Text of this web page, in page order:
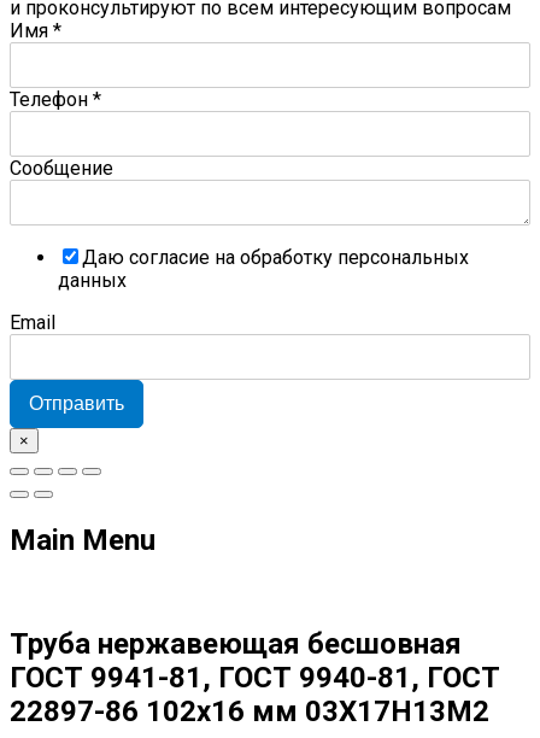
и проконсультируют по всем интересующим вопросам
Имя *
Телефон *
Сообщение
Даю согласие на обработку персональных
данных
Email
Отправить
×
Main Menu
Труба нержавеющая бесшовная
ГОСТ 9941-81, ГОСТ 9940-81, ГОСТ
22897-86 102х16 мм 03Х17Н13М2